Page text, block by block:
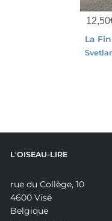
12,50
L'OISEAU-LIRE
rue du Collège, 10
4600 Visé
Belgique